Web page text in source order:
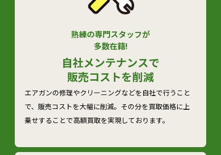
熟練の専門スタッフが
多数在籍!
自社メンテナンスで
販売コストを削減
エアガンの修理やクリーニングなどを自社で行うこと
で、販売コストを大幅に削減。その分を買取価格に上
乗せすることで高額買取を実現しております。